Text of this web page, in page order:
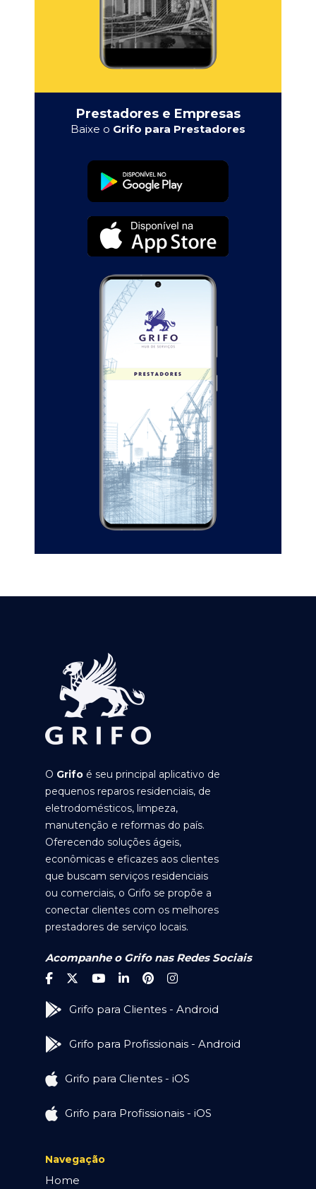
Prestadores e Empresas
Baixe o Grifo para Prestadores
O Grifo é seu principal aplicativo de
pequenos reparos residenciais, de
eletrodomésticos, limpeza,
manutenção e reformas do país.
Oferecendo soluções ágeis,
econômicas e eficazes aos clientes
que buscam serviços residenciais
ou comerciais, o Grifo se propõe a
conectar clientes com os melhores
prestadores de serviço locais.
Acompanhe o Grifo nas Redes Sociais
Grifo para Clientes - Android
Grifo para Profissionais - Android
Grifo para Clientes - iOS
Grifo para Profissionais - iOS
Navegação
Home